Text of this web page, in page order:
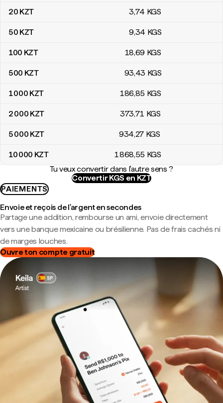
20 KZT 3,74 KGS
50 KZT 9,34 KGS
100 KZT 18,69 KGS
500 KZT 93,43 KGS
1 000 KZT 186,85 KGS
2 000 KZT 373,71 KGS
5 000 KZT 934,27 KGS
10 000 KZT 1 868,55 KGS
Tu veux convertir dans l'autre sens ?
Convertir KGS en KZT
PAIEMENTS
Envoie et reçois de l'argent en secondes
Partage une addition, rembourse un ami, envoie directement
vers une banque mexicaine ou brésilienne. Pas de frais cachés ni
de marges louches.
Ouvre ton compte gratuit